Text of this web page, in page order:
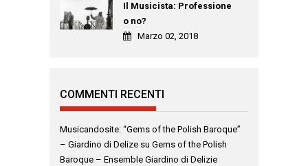
Il Musicista: Professione
o no?
Marzo 02, 2018
COMMENTI RECENTI
Musicandosite: “Gems of the Polish Baroque”
– Giardino di Delize su Gems of the Polish
Baroque – Ensemble Giardino di Delizie